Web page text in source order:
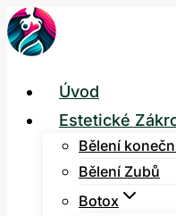
Přeskočit
na
Úvod
Estetické
Bělení
Bělení Zubů
Botox